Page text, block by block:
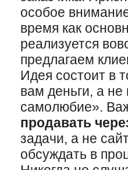
особое
время как
реализуется
предлагаем
Идея состоит в
вам деньги, а не
самолюбие».
продавать
задачи, а не
обсуждать в